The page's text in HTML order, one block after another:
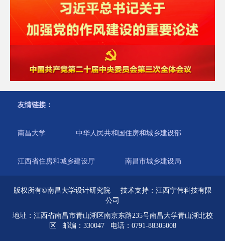
友情链接：
南昌大学 中华人民共和国住房和城乡建设部
江西省住房和城乡建设厅 南昌市城乡建设局
版权所有©南昌大学设计研究院 技术支持： 江西宁伟科技有限
公司
地址：江西省南昌市青山湖区南京东路235号南昌大学青山湖北校
区 邮编：330047 电话：0791-88305008